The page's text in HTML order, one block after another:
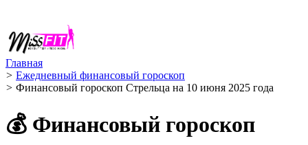
Главная
> Ежедневный финансовый гороскоп
> Финансовый гороскоп Стрельца на 10 июня 2025 года
💰 Финансовый гороскоп